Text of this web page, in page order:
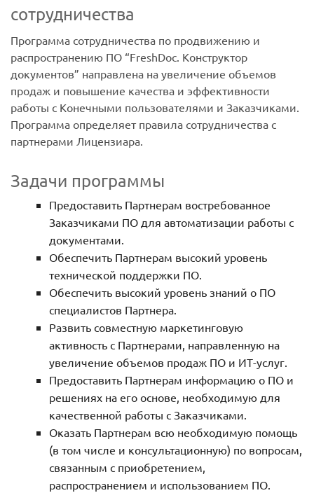
сотрудничества
Программа сотрудничества по продвижению и
распространению ПО “FreshDoc. Конструктор
документов” направлена на увеличение объемов
продаж и повышение качества и эффективности
работы с Конечными пользователями и Заказчиками.
Программа определяет правила сотрудничества с
партнерами Лицензиара.
Задачи программы
Предоставить Партнерам востребованное
Заказчиками ПО для автоматизации работы с
документами.
Обеспечить Партнерам высокий уровень
технической поддержки ПО.
Обеспечить высокий уровень знаний о ПО
специалистов Партнера.
Развить совместную маркетинговую
активность с Партнерами, направленную на
увеличение объемов продаж ПО и ИТ-услуг.
Предоставить Партнерам информацию о ПО и
решениях на его основе, необходимую для
качественной работы с Заказчиками.
Оказать Партнерам всю необходимую помощь
(в том числе и консультационную) по вопросам,
связанным с приобретением,
распространением и использованием ПО.